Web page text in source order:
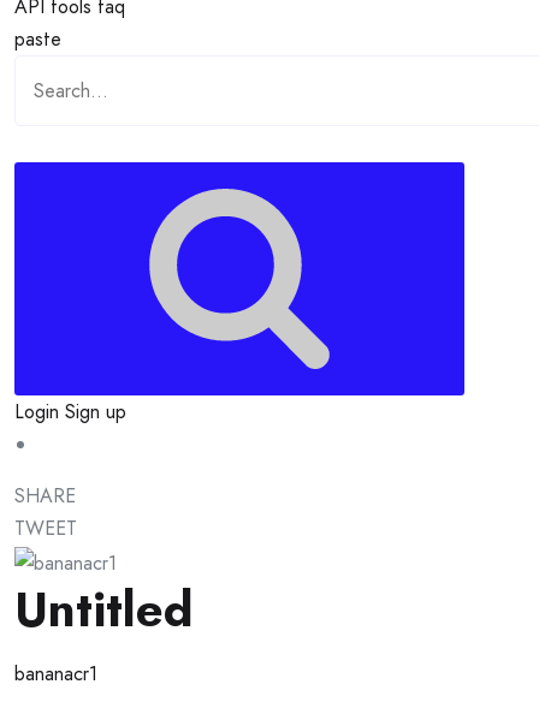
API tools faq
paste
Login Sign up
SHARE
TWEET
Untitled
bananacr1